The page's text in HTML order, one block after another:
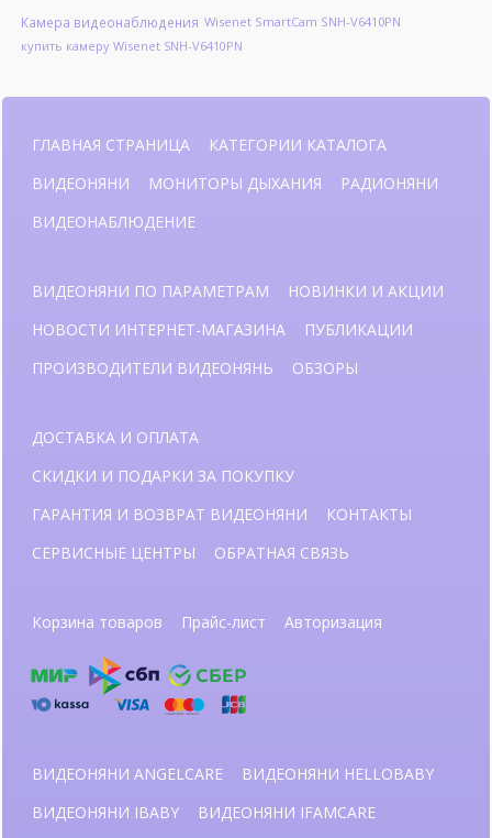
Камера видеонаблюдения Wisenet SmartCam SNH-V6410PN
купить камеру Wisenet SNH-V6410PN
ГЛАВНАЯ СТРАНИЦА
КАТЕГОРИИ КАТАЛОГА
ВИДЕОНЯНИ
МОНИТОРЫ ДЫХАНИЯ
РАДИОНЯНИ
ВИДЕОНАБЛЮДЕНИЕ
ВИДЕОНЯНИ ПО ПАРАМЕТРАМ
НОВИНКИ И АКЦИИ
НОВОСТИ ИНТЕРНЕТ-МАГАЗИНА
ПУБЛИКАЦИИ
ПРОИЗВОДИТЕЛИ ВИДЕОНЯНЬ
ОБЗОРЫ
ДОСТАВКА И ОПЛАТА
СКИДКИ И ПОДАРКИ ЗА ПОКУПКУ
ГАРАНТИЯ И ВОЗВРАТ ВИДЕОНЯНИ
КОНТАКТЫ
СЕРВИСНЫЕ ЦЕНТРЫ
ОБРАТНАЯ СВЯЗЬ
Корзина товаров Прайс-лист Авторизация
ВИДЕОНЯНИ ANGELCARE
ВИДЕОНЯНИ HELLOBABY
ВИДЕОНЯНИ IBABY
ВИДЕОНЯНИ IFAMCARE